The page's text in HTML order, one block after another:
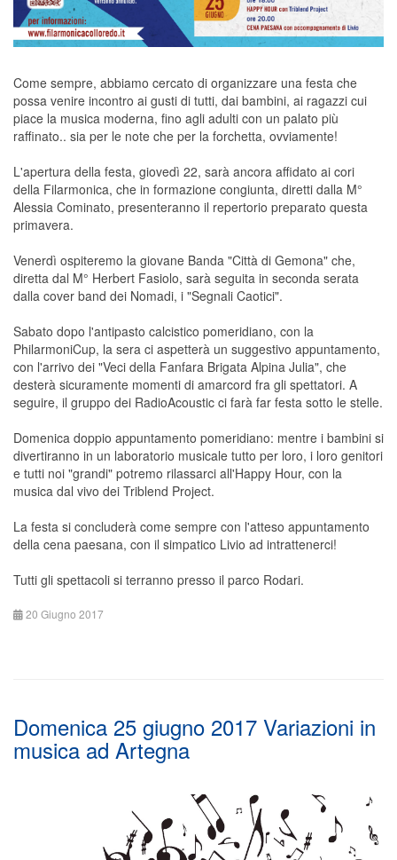
Come sempre, abbiamo cercato di organizzare una festa che
possa venire incontro ai gusti di tutti, dai bambini, ai ragazzi cui
piace la musica moderna, fino agli adulti con un palato più
raffinato.. sia per le note che per la forchetta, ovviamente!
L'apertura della festa, giovedì 22, sarà ancora affidato ai cori
della Filarmonica, che in formazione congiunta, diretti dalla M°
Alessia Cominato, presenteranno il repertorio preparato questa
primavera.
Venerdì ospiteremo la giovane Banda "Città di Gemona" che,
diretta dal M° Herbert Fasiolo, sarà seguita in seconda serata
dalla cover band dei Nomadi, i "Segnali Caotici".
Sabato dopo l'antipasto calcistico pomeridiano, con la
PhilarmoniCup, la sera ci aspetterà un suggestivo appuntamento,
con l'arrivo dei "Veci della Fanfara Brigata Alpina Julia", che
desterà sicuramente momenti di amarcord fra gli spettatori. A
seguire, il gruppo dei RadioAcoustic ci farà far festa sotto le stelle.
Domenica doppio appuntamento pomeridiano: mentre i bambini si
divertiranno in un laboratorio musicale tutto per loro, i loro genitori
e tutti noi "grandi" potremo rilassarci all'Happy Hour, con la
musica dal vivo dei Triblend Project.
La festa si concluderà come sempre con l'atteso appuntamento
della cena paesana, con il simpatico Livio ad intrattenerci!
Tutti gli spettacoli si terranno presso il parco Rodari.
20 Giugno 2017
Domenica 25 giugno 2017 Variazioni in
musica ad Artegna